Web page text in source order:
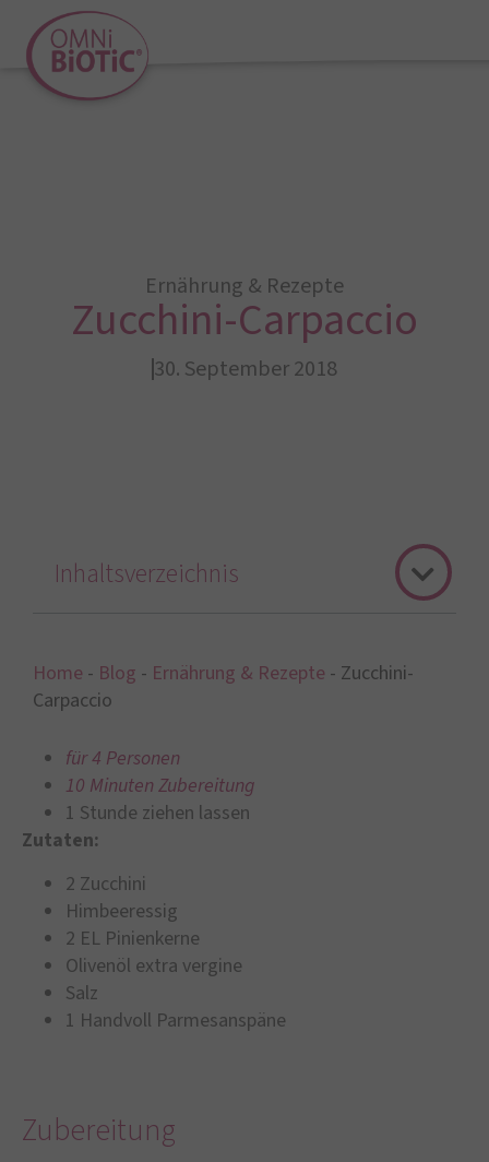
Ernährung & Rezepte
Zucchini-Carpaccio
30. September 2018
Home - Blog - Ernährung & Rezepte - Zucchini-
Carpaccio
für 4 Personen
10 Minuten Zubereitung
1 Stunde ziehen lassen
Zutaten:
2 Zucchini
Himbeeressig
2 EL Pinienkerne
Olivenöl extra vergine
Salz
1 Handvoll Parmesanspäne
Zubereitung
Inhaltsverzeichnis